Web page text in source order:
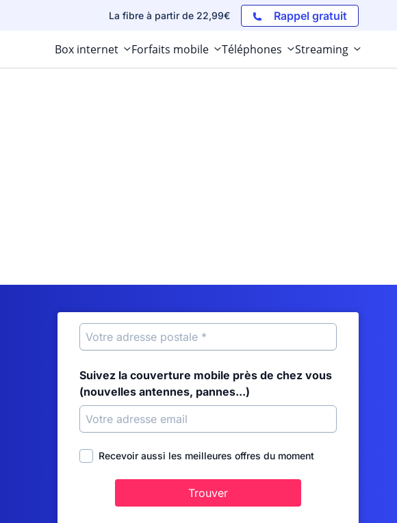
La fibre à partir de 22,99€ Rappel gratuit
Box internet Forfaits mobile Téléphones Streaming
Suivez la couverture mobile près de chez vous
(nouvelles antennes, pannes...)
Recevoir aussi les meilleures offres du moment
Trouver